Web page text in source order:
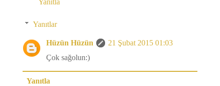
Yanıtla
Yanıtlar
Hüzün Hüzün
21 Şubat 2015 01:03
Çok sağolun:)
Yanıtla